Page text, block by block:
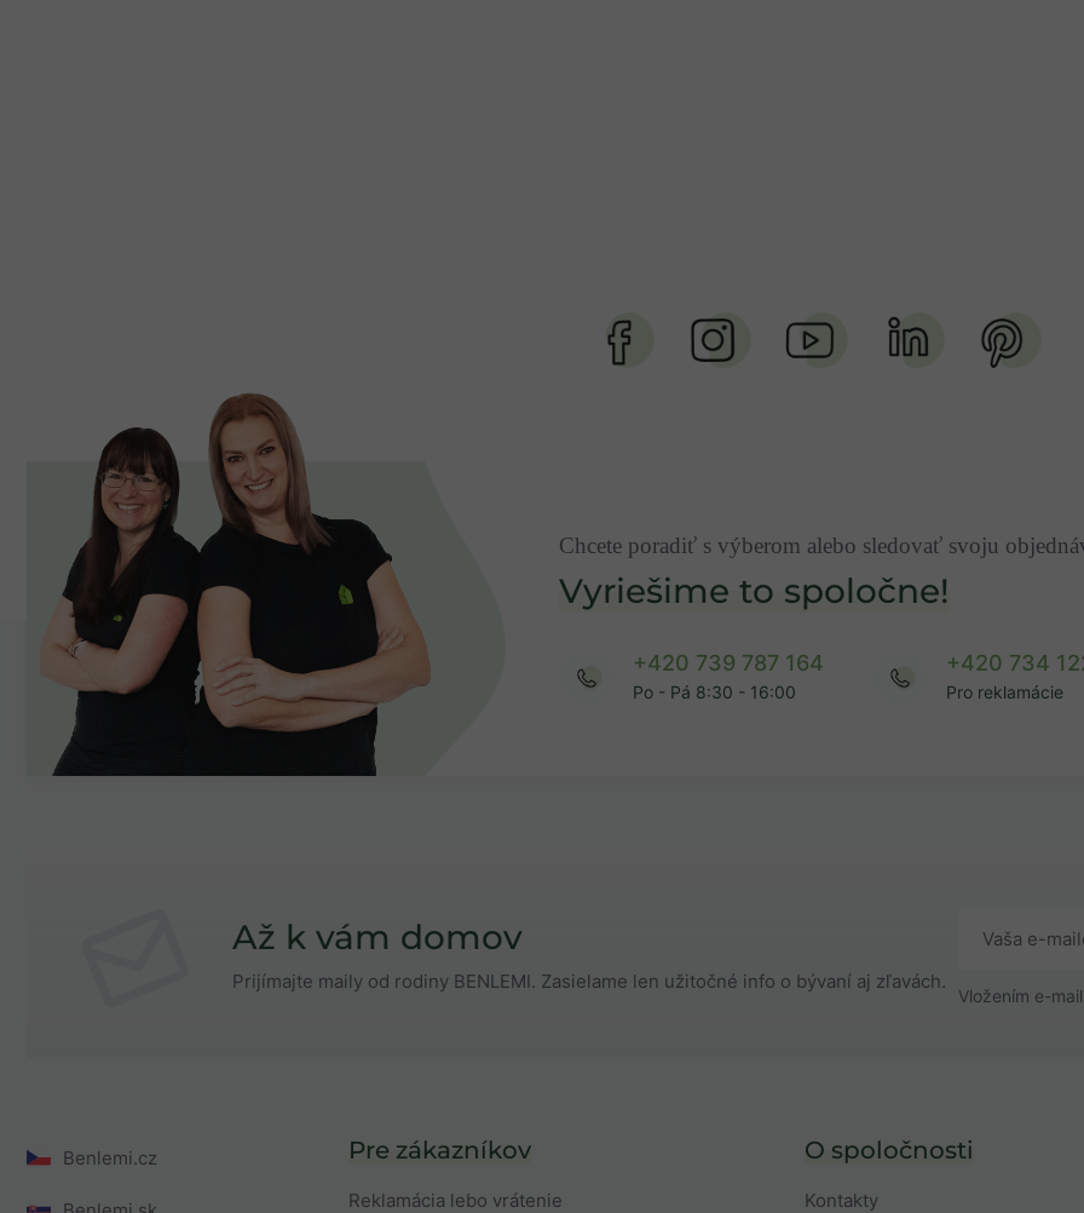
Chcete poradiť s výberom alebo sledovať svoju
Vyriešime to spoločne!
+420 739 787 164
Po - Pá 8:30 - 16:00
+420 734
Pro reklamácie
Až k vám domov
Prijímajte maily od rodiny BENLEMI. Zasielame len užitočné info o bývaní aj zľavách.
Vložením e-
Benlemi.cz Pre zákazníkov
Reklamácia lebo vrátenie
O spoločnosti
Kontakty